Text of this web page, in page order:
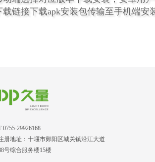
0755-29926168
册地址：十堰市郧阳区城关镇沿江大道
号综合服务楼15楼